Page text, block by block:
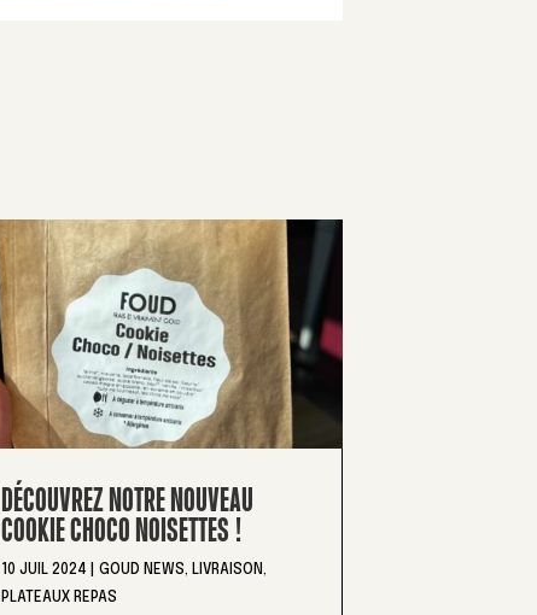
DÉCOUVREZ NOTRE NOUVEAU
COOKIE CHOCO NOISETTES !
10 JUIL 2024 GOUD NEWS, LIVRAISON,
PLATEAUX REPAS